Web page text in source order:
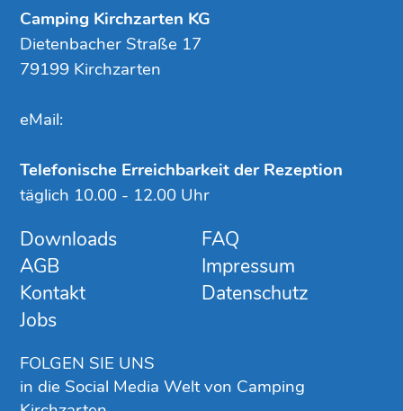
Downloads
AGB
Kontakt
Jobs
FAQ
Impressum
Datenschutz
FOLGEN SIE UNS
in die Social Media Welt von Camping
Camping Kirchzarten KG
Dietenbacher Straße 17
79199 Kirchzarten
eMail:
Telefonische Erreichbarkeit der Rezeption
täglich 10.00 - 12.00 Uhr